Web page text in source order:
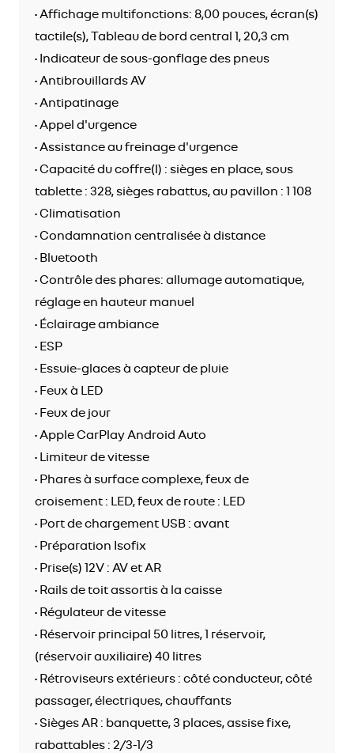
• Affichage multifonctions: 8,00 pouces, écran(s)
tactile(s), Tableau de bord central 1, 20,3 cm
• Indicateur de sous-gonflage des pneus
• Antibrouillards AV
• Antipatinage
• Appel d'urgence
• Assistance au freinage d'urgence
• Capacité du coffre(l) : sièges en place, sous
tablette : 328, sièges rabattus, au pavillon : 1 108
• Climatisation
• Condamnation centralisée à distance
• Bluetooth
• Contrôle des phares: allumage automatique,
réglage en hauteur manuel
• Éclairage ambiance
• ESP
• Essuie-glaces à capteur de pluie
• Feux à LED
• Feux de jour
• Apple CarPlay Android Auto
• Limiteur de vitesse
• Phares à surface complexe, feux de
croisement : LED, feux de route : LED
• Port de chargement USB : avant
• Préparation Isofix
• Prise(s) 12V : AV et AR
• Rails de toit assortis à la caisse
• Régulateur de vitesse
• Réservoir principal 50 litres, 1 réservoir,
(réservoir auxiliaire) 40 litres
• Rétroviseurs extérieurs : côté conducteur, côté
passager, électriques, chauffants
• Sièges AR : banquette, 3 places, assise fixe,
rabattables : 2/3-1/3